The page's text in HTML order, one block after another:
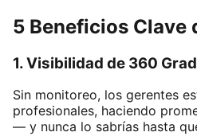
5 Beneficios Clave
1. Visibilidad de 360
Sin monitoreo, los gerentes
profesionales, haciendo
— y nunca lo sabrías hasta